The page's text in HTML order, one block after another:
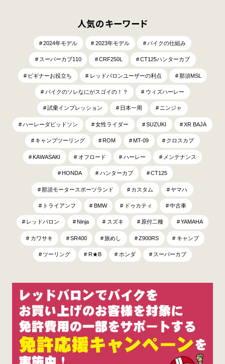
人気のキーワード
2024年モデル 2023年モデル バイクの仕組み
スーパーカブ110 CRF250L CT125ハンターカブ
ビギナーお役立ち レッドバロンユーザーの利点 那須MSL
バイクのソレなにがスゴイの！？ ウィズハーレー
試乗インプレッション 日本一周 ニンジャ
ハーレーダビッドソン 女性ライダー SUZUKI XR BAJA
キャンプツーリング ROM MT-09 クロスカブ
KAWASAKI オフロード ハーレー メンテナンス
HONDA ハンターカブ CT125
那須モータースポーツランド カスタム ヤマハ
トライアンフ BMW ドゥカティ 中古車
レッドバロン Ninja スズキ 原付二種 YAMAHA
カワサキ SR400 旅めし Z900RS キャンプ
ツーリング R★B ホンダ スーパーカブ